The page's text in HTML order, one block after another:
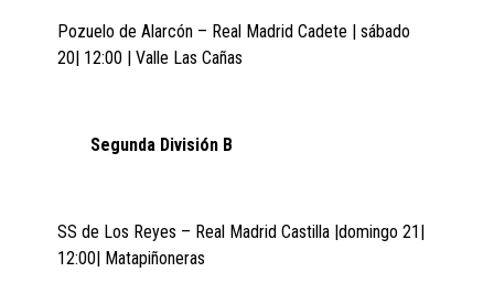
Pozuelo de Alarcón – Real Madrid Cadete | sábado
20| 12:00 | Valle Las Cañas
Segunda División B
SS de Los Reyes – Real Madrid Castilla |domingo 21|
12:00| Matapiñoneras